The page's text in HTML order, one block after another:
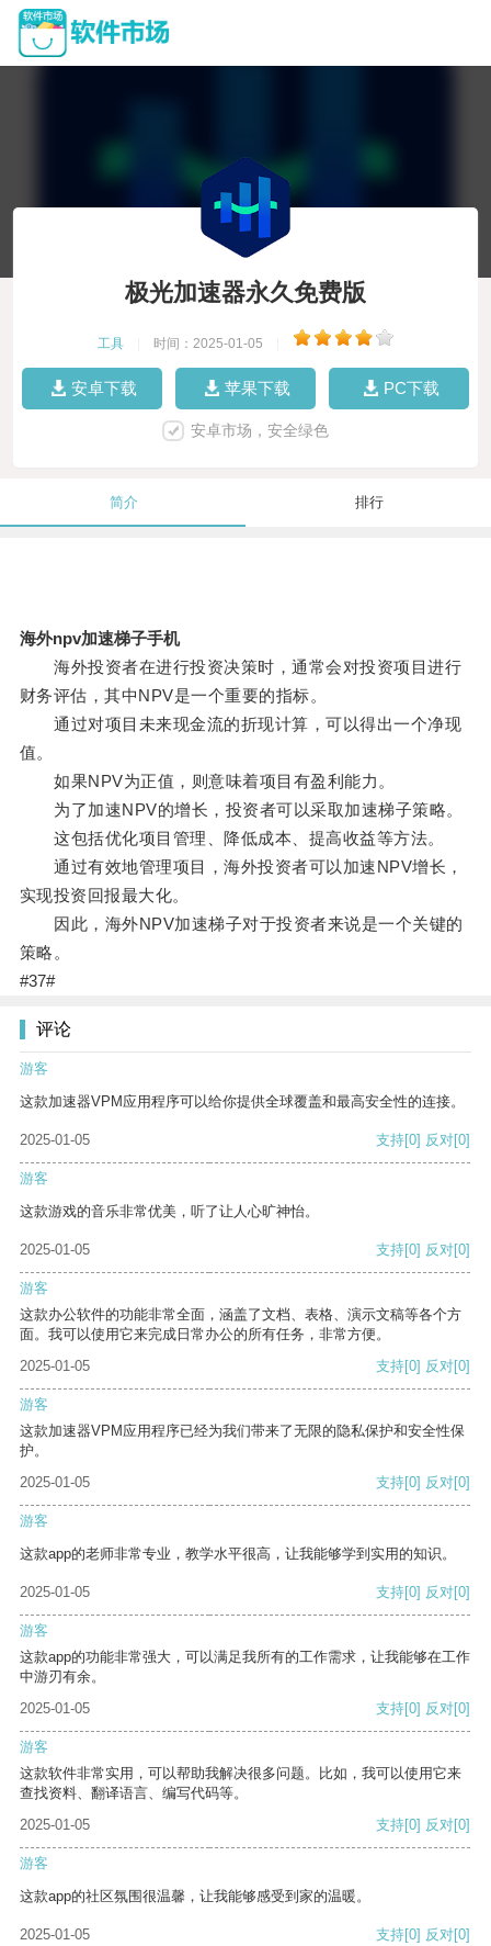
极光加速器永久免费版
工具 时间：2025-01-05
安卓下载 苹果下载 PC下载
安卓市场，安全绿色
简介 排行
海外npv加速梯子手机
海外投资者在进行投资决策时，通常会对投资项目进行
财务评估，其中NPV是一个重要的指标。
通过对项目未来现金流的折现计算，可以得出一个净现
值。
如果NPV为正值，则意味着项目有盈利能力。
为了加速NPV的增长，投资者可以采取加速梯子策略。
这包括优化项目管理、降低成本、提高收益等方法。
通过有效地管理项目，海外投资者可以加速NPV增长，
实现投资回报最大化。
因此，海外NPV加速梯子对于投资者来说是一个关键的
策略。
#37#
评论
游客
这款加速器VPM应用程序可以给你提供全球覆盖和最高安全性的连接。
2025-01-05 支持[0] 反对[0]
游客
这款游戏的音乐非常优美，听了让人心旷神怡。
2025-01-05 支持[0] 反对[0]
游客
这款办公软件的功能非常全面，涵盖了文档、表格、演示文稿等各个方
面。我可以使用它来完成日常办公的所有任务，非常方便。
2025-01-05
支持[0] 反对[0]
游客
这款加速器VPM应用程序已经为我们带来了无限的隐私保护和安全性保
护。
2025-01-05
支持[0] 反对[0]
游客
这款app的老师非常专业，教学水平很高，让我能够学到实用的知识。
2025-01-05 支持[0] 反对[0]
游客
这款app的功能非常强大，可以满足我所有的工作需求，让我能够在工作
中游刃有余。
2025-01-05
支持[0] 反对[0]
游客
这款软件非常实用，可以帮助我解决很多问题。比如，我可以使用它来
查找资料、翻译语言、编写代码等。
2025-01-05
支持[0] 反对[0]
游客
这款app的社区氛围很温馨，让我能够感受到家的温暖。
2025-01-05 支持[0] 反对[0]